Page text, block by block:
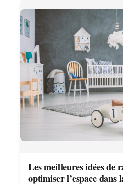
Les meilleures idées de
optimiser l’espace dans